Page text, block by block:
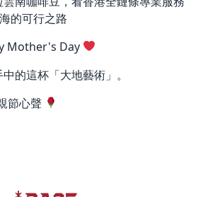
的可行之路
Mother's Day
的這杯「大地藝術」。
節心聲